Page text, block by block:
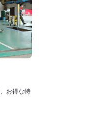
お得な特